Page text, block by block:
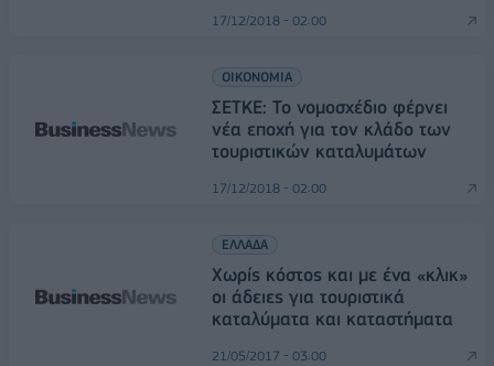
17/12/2018 - 02:00
ΟΙΚΟΝΟΜΙΑ
ΣΕΤΚΕ: Το νομοσχέδιο φέρνει
νέα εποχή για τον κλάδο των
τουριστικών καταλυμάτων
17/12/2018 - 02:00
ΕΛΛΑΔΑ
Χωρίς κόστος και με ένα «κλικ»
οι άδειες για τουριστικά
καταλύματα και καταστήματα
21/05/2017 - 03:00